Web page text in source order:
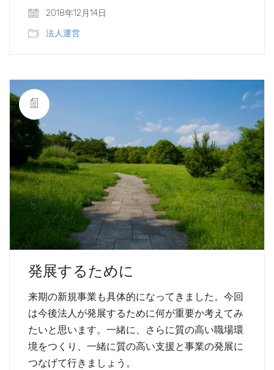
2018年12月14日
法人運営
発展するために
来期の新規事業も具体的になってきました。今回
は今後法人が発展するために何が重要か考えてみ
たいと思います。一緒に、さらに質の高い職場環
境をつくり、一緒に質の高い支援と事業の発展に
つなげて行きましょう。